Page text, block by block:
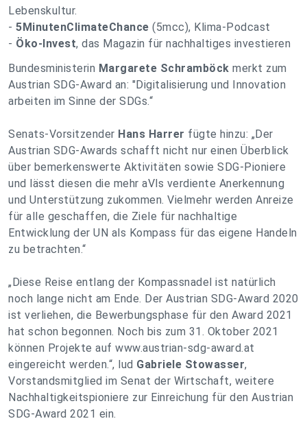
Lebenskultur.
- 5MinutenClimateChance (5mcc), Klima-Podcast
- Öko-Invest, das Magazin für nachhaltiges investieren
Bundesministerin Margarete Schramböck merkt zum
Austrian SDG-Award an: "Digitalisierung und Innovation
arbeiten im Sinne der SDGs.“
Senats-Vorsitzender Hans Harrer fügte hinzu: „Der
Austrian SDG-Awards schafft nicht nur einen Überblick
über bemerkenswerte Aktivitäten sowie SDG-Pioniere
und lässt diesen die mehr aVls verdiente Anerkennung
und Unterstützung zukommen. Vielmehr werden Anreize
für alle geschaffen, die Ziele für nachhaltige
Entwicklung der UN als Kompass für das eigene Handeln
zu betrachten.“
„Diese Reise entlang der Kompassnadel ist natürlich
noch lange nicht am Ende. Der Austrian SDG-Award 2020
ist verliehen, die Bewerbungsphase für den Award 2021
hat schon begonnen. Noch bis zum 31. Oktober 2021
können Projekte auf www.austrian-sdg-award.at
eingereicht werden.“, lud Gabriele Stowasser,
Vorstandsmitglied im Senat der Wirtschaft, weitere
Nachhaltigkeitspioniere zur Einreichung für den Austrian
SDG-Award 2021 ein.